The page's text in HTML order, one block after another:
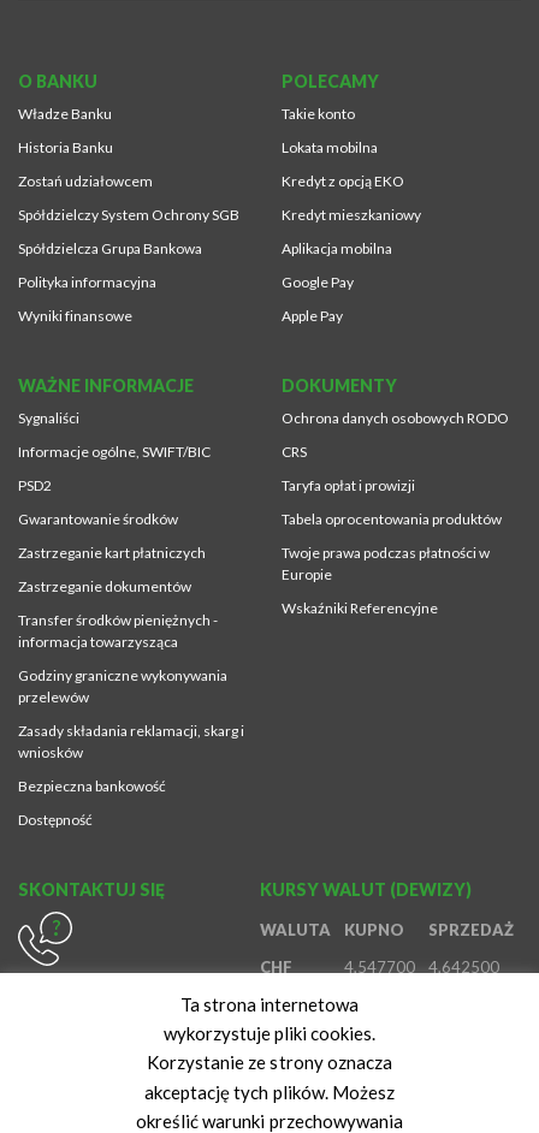
O BANKU
Władze Banku
Historia Banku
Zostań udziałowcem
Spółdzielczy System Ochrony SGB
Spółdzielcza Grupa Bankowa
Polityka informacyjna
Wyniki finansowe
POLECAMY
Takie konto
Lokata mobilna
Kredyt z opcją EKO
Kredyt mieszkaniowy
Aplikacja mobilna
Google Pay
Apple Pay
WAŻNE INFORMACJE
Sygnaliści
Informacje ogólne, SWIFT/BIC
PSD2
Gwarantowanie środków
Zastrzeganie kart płatniczych
Zastrzeganie dokumentów
Transfer środków pieniężnych -
informacja towarzysząca
Godziny graniczne wykonywania
przelewów
Zasady składania reklamacji, skarg i
wniosków
Bezpieczna bankowość
Dostępność
DOKUMENTY
Ochrona danych osobowych RODO
CRS
Taryfa opłat i prowizji
Tabela oprocentowania produktów
Twoje prawa podczas płatności w
Europie
Wskaźniki Referencyjne
KURSY WALUT (DEWIZY)
WALUTA KUPNO
SPRZEDAŻ
CHF
4,547700
4,642500
EUR
4,194500
GBP
4,906800
Kurs z dnia: 07-08-2026 06:46:42
SKONTAKTUJ SIĘ
Ta strona internetowa
wykorzystuje pliki cookies.
Korzystanie ze strony oznacza
akceptację tych plików. Możesz
określić warunki przechowywania